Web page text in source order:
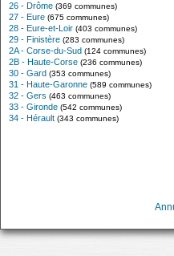
26 - Drôme (369 communes)
27 - Eure (675 communes)
28 - Eure-et-Loir (403 communes)
29 - Finistère (283 communes)
2A - Corse-du-Sud (124 communes)
2B - Haute-Corse (236 communes)
30 - Gard (353 communes)
31 - Haute-Garonne (589 communes)
32 - Gers (463 communes)
33 - Gironde (542 communes)
34 - Hérault (343 communes)